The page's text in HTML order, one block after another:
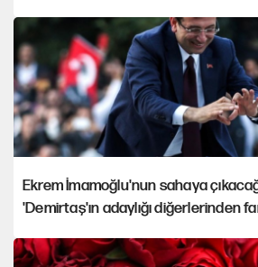
Ekrem İmamoğlu'nun sahaya
'Demirtaş'ın adaylığı diğerlerinden